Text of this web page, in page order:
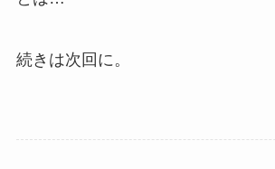
続きは次回に。